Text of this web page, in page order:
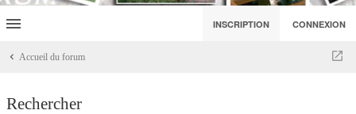
INSCRIPTION CONNEXION
Accueil du forum
Rechercher